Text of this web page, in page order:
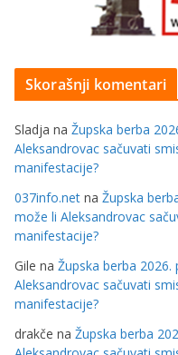
Skorašnji komentari
Sladja na Župska berba
Aleksandrovac sačuvati
manifestacije?
037info.net na Župska
može li Aleksandrovac
manifestacije?
Gile na Župska berba
Aleksandrovac sačuvati
manifestacije?
drakče na Župska berba